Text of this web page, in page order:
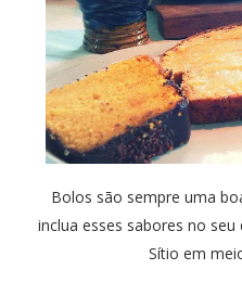
Bolos são sempre uma
inclua esses sabores no
Sítio em